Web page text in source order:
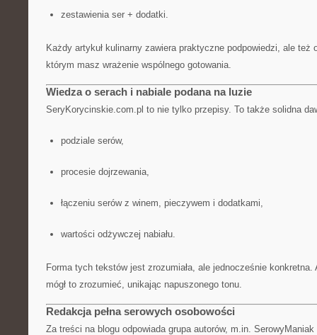
zestawienia ser + dodatki.
Każdy artykuł kulinarny zawiera praktyczne podpowiedzi, ale też
którym masz wrażenie wspólnego gotowania.
Wiedza o serach i nabiale podana na luzie
SeryKorycinskie.com.pl to nie tylko przepisy. To także solidna
podziale serów,
procesie dojrzewania,
łączeniu serów z winem, pieczywem i dodatkami,
wartości odżywczej nabiału.
Forma tych tekstów jest zrozumiała, ale jednocześnie
mógł to zrozumieć, unikając napuszonego tonu.
Redakcja pełna serowych osobowości
Za treści na blogu odpowiada grupa autorów, m.in.